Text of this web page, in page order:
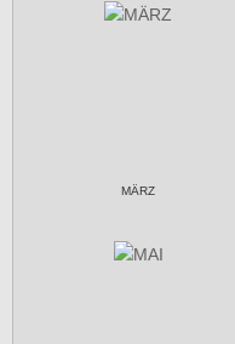
MÄRZ